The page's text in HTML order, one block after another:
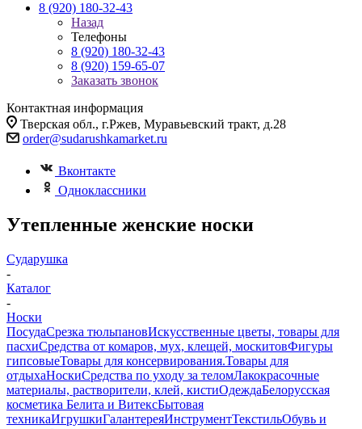
8 (920) 180-32-43
Назад
Телефоны
8 (920) 180-32-43
8 (920) 159-65-07
Заказать звонок
Контактная информация
Тверская обл., г.Ржев, Муравьевский тракт, д.28
order@sudarushkamarket.ru
Вконтакте
Одноклассники
Утепленные женские носки
Сударушка
-
Каталог
-
Носки
ПосудаСрезка тюльпановИскусственные цветы, товары для
пасхиСредства от комаров, мух, клещей, москитовФигуры
гипсовыеТовары для консервирования.Товары для
отдыхаНоскиСредства по уходу за теломЛакокрасочные
материалы, растворители, клей, кистиОдеждаБелорусская
косметика Белита и ВитексБытовая
техникаИгрушкиГалантереяИнструментТекстильОбувь и